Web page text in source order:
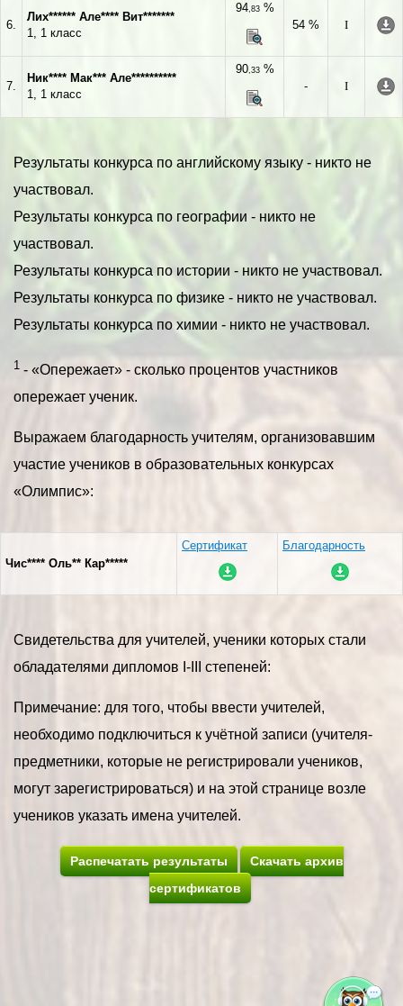
6.
Лих****** Але**** Вит*******
1, 1 класс
94,83%
54 %
I
7.
Ник**** Мак*** Але**********
1, 1 класс
90,33%
-
I
Результаты конкурса по английскому языку - никто не
участвовал.
Результаты конкурса по географии - никто не
участвовал.
Результаты конкурса по истории - никто не участвовал.
Результаты конкурса по физике - никто не участвовал.
Результаты конкурса по химии - никто не участвовал.
1 - «Опережает» - сколько процентов участников
опережает ученик.
Выражаем благодарность учителям, организовавшим
участие учеников в образовательных конкурсах
«Олимпис»:
Чис**** Оль** Кар*****
Сертификат Благодарность
Свидетельства для учителей, ученики которых стали
обладателями дипломов I-III степеней:
Примечание: для того, чтобы ввести учителей,
необходимо подключиться к учётной записи (учителя-
предметники, которые не регистрировали учеников,
могут зарегистрироваться) и на этой странице возле
учеников указать имена учителей.
Распечатать результаты
Скачать архив
сертификатов